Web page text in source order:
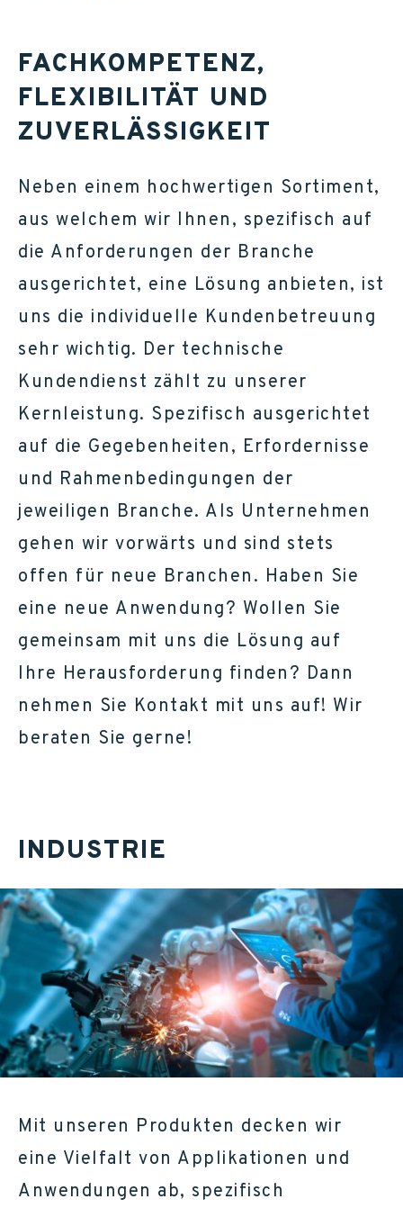
FACHKOMPETENZ,
FLEXIBILITÄT UND
ZUVERLÄSSIGKEIT
Neben einem hochwertigen Sortiment,
aus welchem wir Ihnen, spezifisch auf
die Anforderungen der Branche
ausgerichtet, eine Lösung anbieten, ist
uns die individuelle Kundenbetreuung
sehr wichtig. Der technische
Kundendienst zählt zu unserer
Kernleistung. Spezifisch ausgerichtet
auf die Gegebenheiten, Erfordernisse
und Rahmenbedingungen der
jeweiligen Branche. Als Unternehmen
gehen wir vorwärts und sind stets
offen für neue Branchen. Haben Sie
eine neue Anwendung? Wollen Sie
gemeinsam mit uns die Lösung auf
Ihre Herausforderung finden? Dann
nehmen Sie Kontakt mit uns auf! Wir
beraten Sie gerne!
INDUSTRIE
Mit unseren Produkten decken wir
eine Vielfalt von Applikationen und
Anwendungen ab, spezifisch